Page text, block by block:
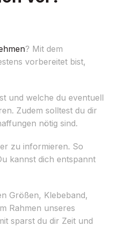
? Mit dem
vorbereitet bist,
und welche du eventuell
Zudem solltest du dir
nötig sind.
zu informieren. So
kannst dich entspannt
Größen, Klebeband,
Rahmen unseres
sparst du dir Zeit und